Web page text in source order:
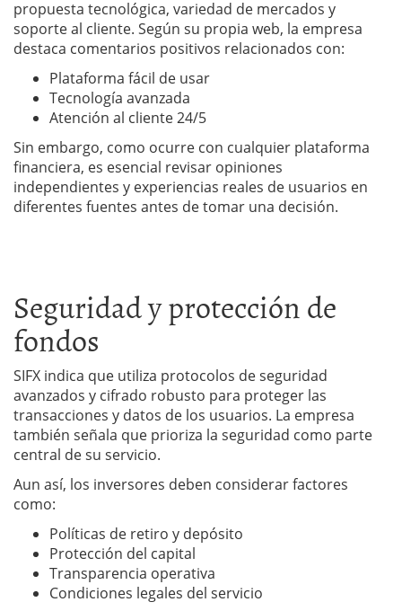
propuesta tecnológica, variedad de mercados y
soporte al cliente. Según su propia web, la empresa
destaca comentarios positivos relacionados con:
Plataforma fácil de usar
Tecnología avanzada
Atención al cliente 24/5
Sin embargo, como ocurre con cualquier plataforma
financiera, es esencial revisar opiniones
independientes y experiencias reales de usuarios en
diferentes fuentes antes de tomar una decisión.
Seguridad y protección de
fondos
SIFX indica que utiliza protocolos de seguridad
avanzados y cifrado robusto para proteger las
transacciones y datos de los usuarios. La empresa
también señala que prioriza la seguridad como parte
central de su servicio.
Aun así, los inversores deben considerar factores
como:
Políticas de retiro y depósito
Protección del capital
Transparencia operativa
Condiciones legales del servicio